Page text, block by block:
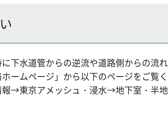
下水道管からの逆流や道路側からの流
ームページ」から以下のページをご覧く
→東京アメッシュ・浸水→地下室・半